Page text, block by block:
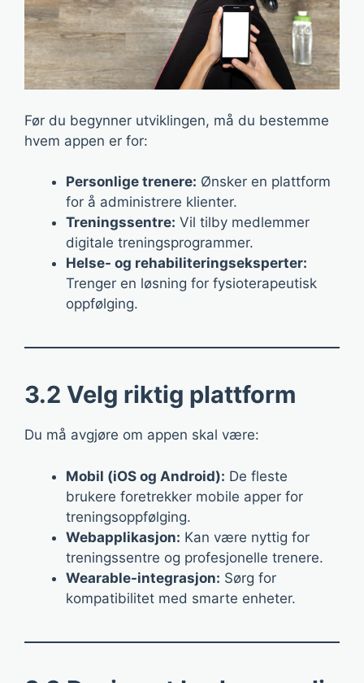
Før du begynner utviklingen, må du bestemme
hvem appen er for:
Personlige trenere: Ønsker en plattform
for å administrere klienter.
Treningssentre: Vil tilby medlemmer
digitale treningsprogrammer.
Helse- og rehabiliteringseksperter:
Trenger en løsning for fysioterapeutisk
oppfølging.
3.2 Velg riktig plattform
Du må avgjøre om appen skal være:
Mobil (iOS og Android): De fleste
brukere foretrekker mobile apper for
treningsoppfølging.
Webapplikasjon: Kan være nyttig for
treningssentre og profesjonelle trenere.
Wearable-integrasjon: Sørg for
kompatibilitet med smarte enheter.